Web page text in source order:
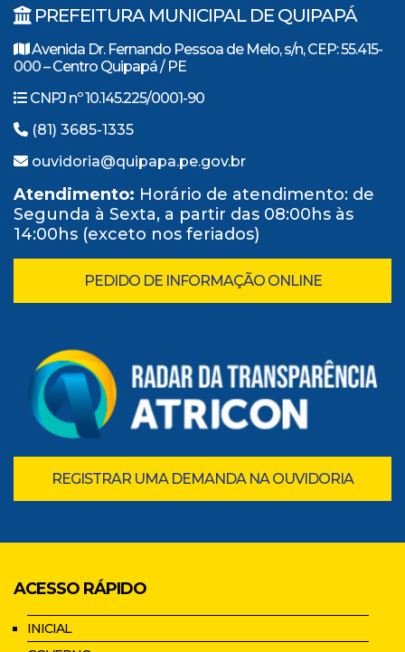
PREFEITURA MUNICIPAL DE QUIPAPÁ
Avenida Dr. Fernando Pessoa de Melo, s/n, CEP: 55.415-
000 – Centro Quipapá / PE
CNPJ nº 10.145.225/0001-90
(81) 3685-1335
ouvidoria@quipapa.pe.gov.br
Atendimento: Horário de atendimento: de
Segunda à Sexta, a partir das 08:00hs às
14:00hs (exceto nos feriados)
PEDIDO DE INFORMAÇÃO ONLINE
REGISTRAR UMA DEMANDA NA OUVIDORIA
ACESSO RÁPIDO
INICIAL